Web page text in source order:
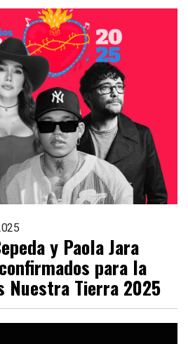
y Paola Jara
para la
Nuestra Tierra 2025